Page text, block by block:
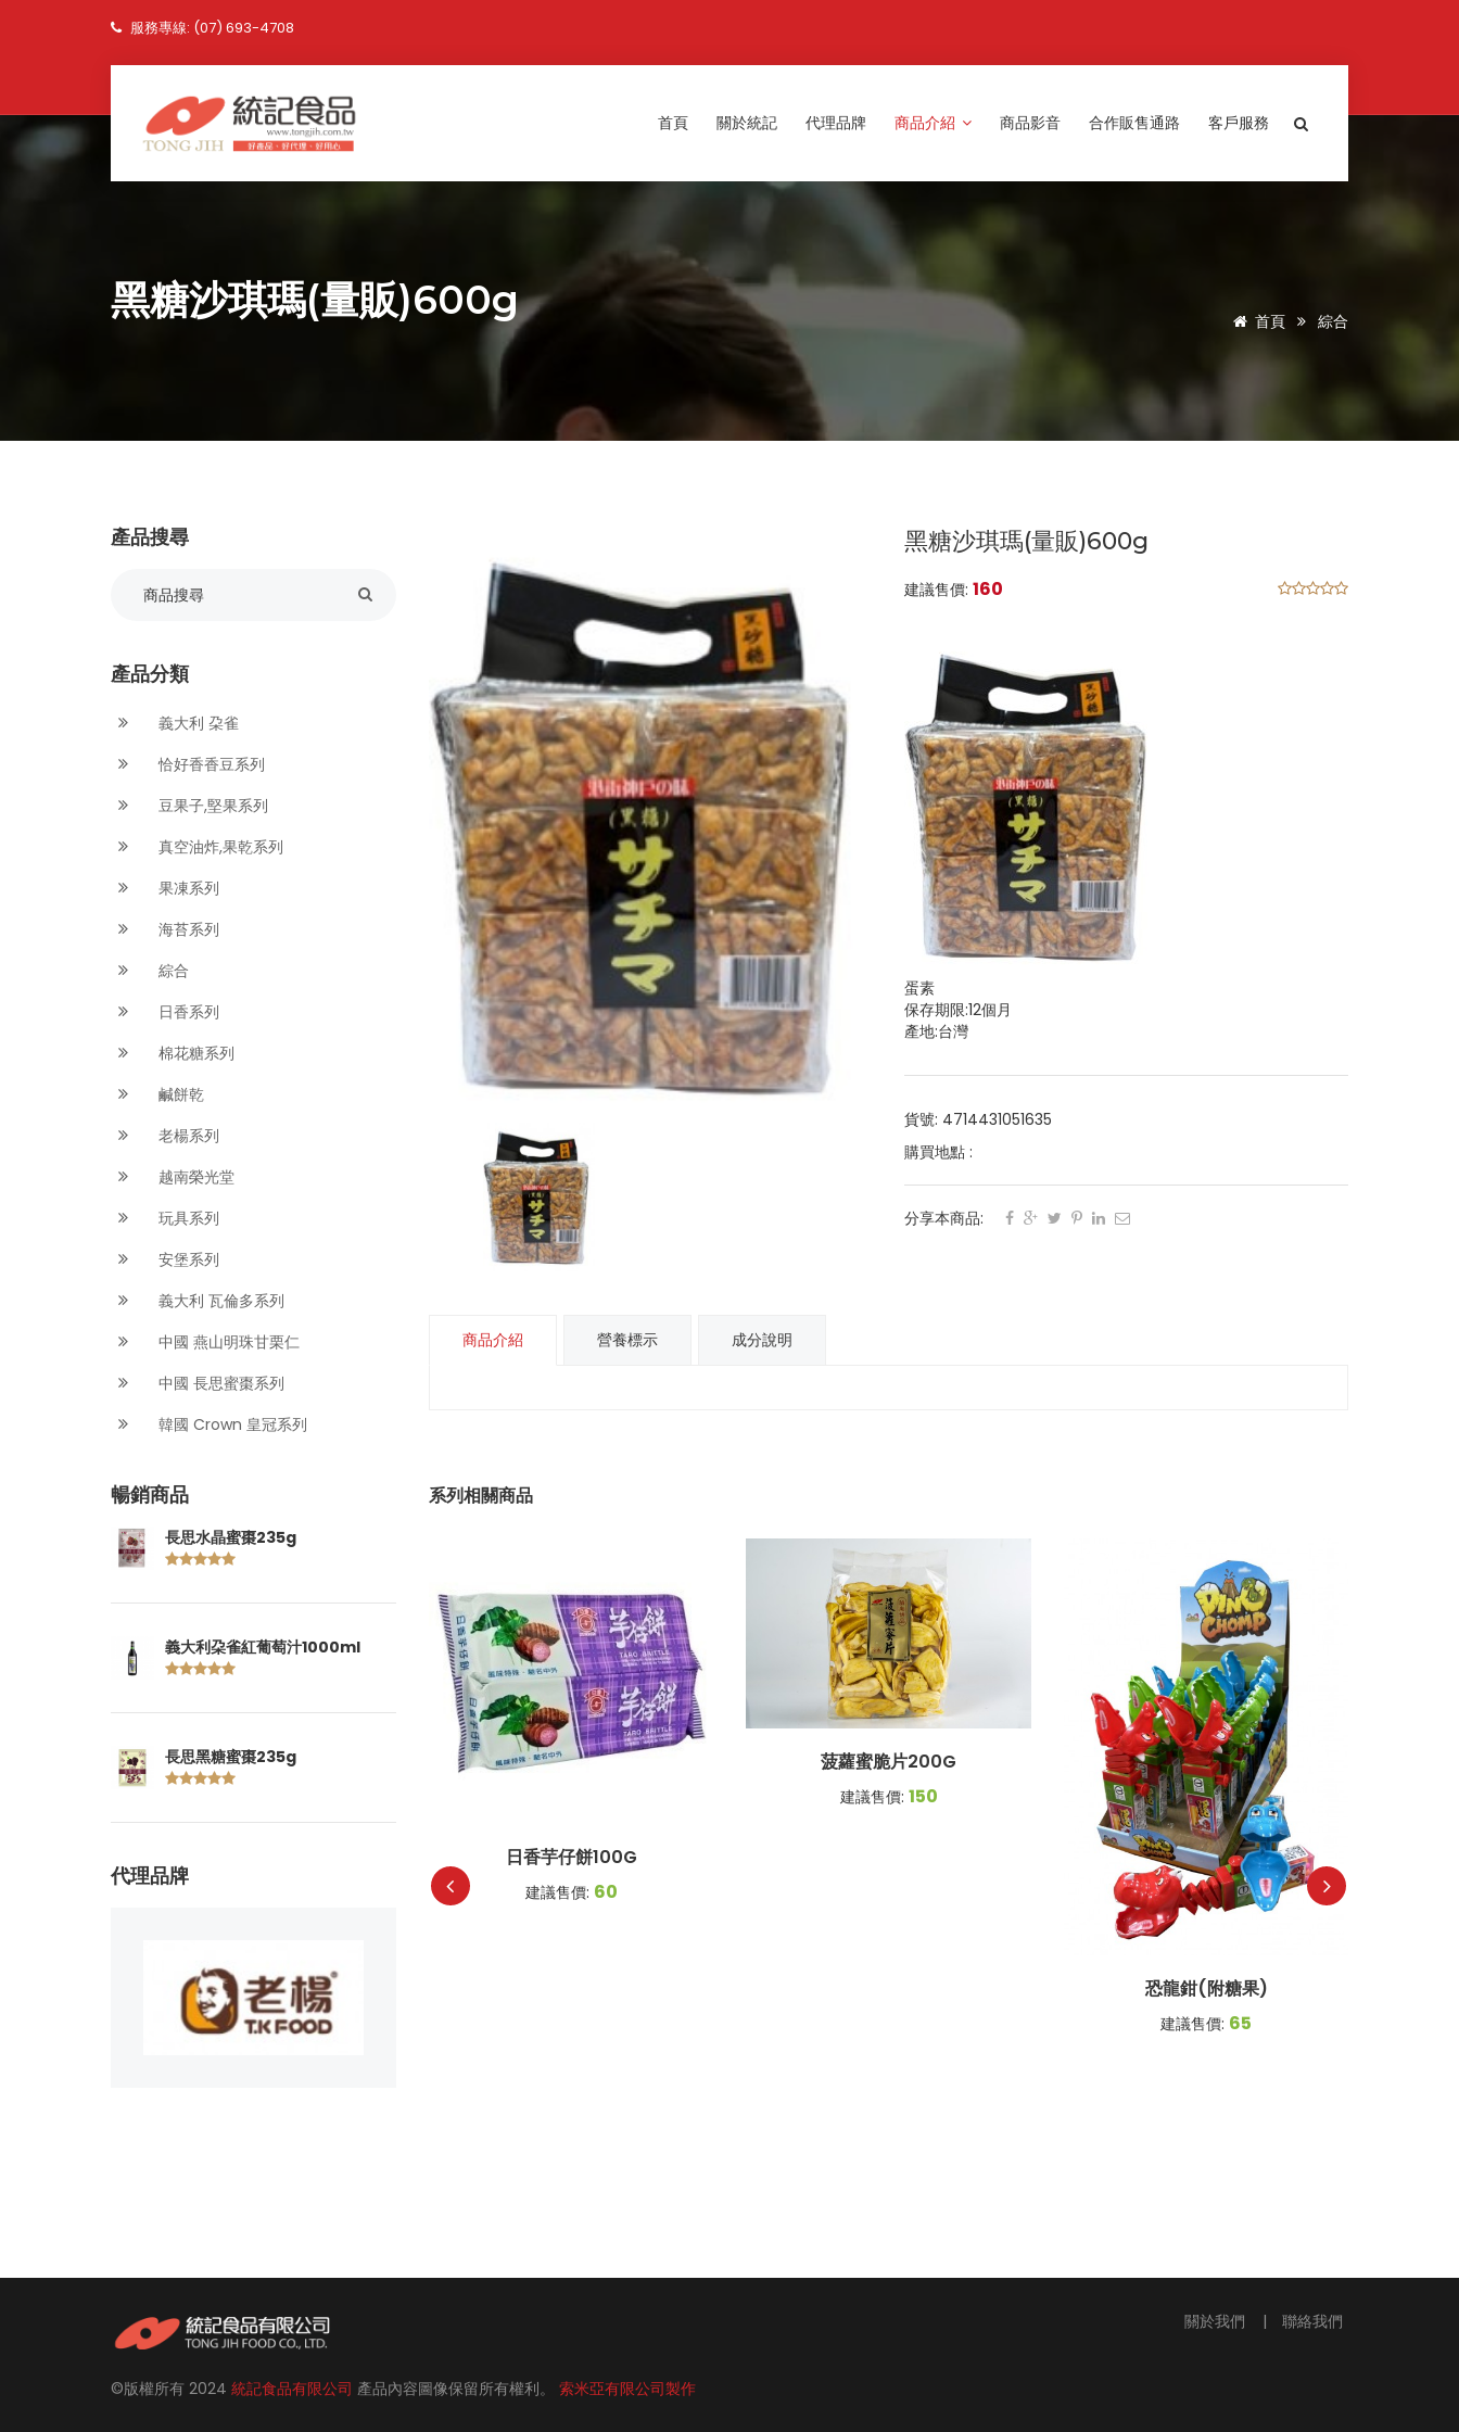
服務專線: (07) 693-4708
首頁 關於統記 代理品牌 商品介紹 商品影音 合作販售通路 客戶服務
黑糖沙琪瑪(量販)600g 首頁 綜合
產品搜尋
產品分類
義大利 朶雀
恰好香香豆系列
豆果子,堅果系列
真空油炸,果乾系列
果凍系列
海苔系列
綜合
日香系列
棉花糖系列
鹹餅乾
老楊系列
越南榮光堂
玩具系列
安堡系列
義大利 瓦倫多系列
中國 燕山明珠甘栗仁
中國 長思蜜棗系列
韓國 Crown 皇冠系列
暢銷商品
長思水晶蜜棗235g
義大利朶雀紅葡萄汁1000ml
長思黑糖蜜棗235g
代理品牌
黑糖沙琪瑪(量販)600g
建議售價: 160
蛋素
保存期限:12個月
產地:台灣
貨號: 4714431051635
購買地點 :
分享本商品:
商品介紹 營養標示 成分說明
系列相關商品
日香芋仔餅100G
建議售價: 60
菠蘿蜜脆片200G
建議售價: 150
恐龍鉗(附糖果)
建議售價: 65
©版權所有 2024 統記食品有限公司 產品內容圖像保留所有權利。 索米亞有限公司製作
關於我們 | 聯絡我們